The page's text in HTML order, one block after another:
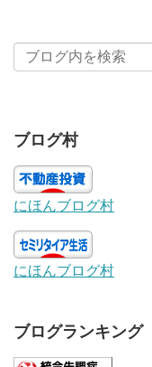
ブログ村
にほんブログ村
にほんブログ村
ブログランキング